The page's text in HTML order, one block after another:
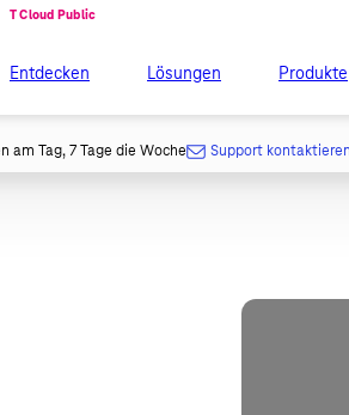
Entdecken Lösungen Produkte
am Tag, 7 Tage die Woche Support kontaktieren